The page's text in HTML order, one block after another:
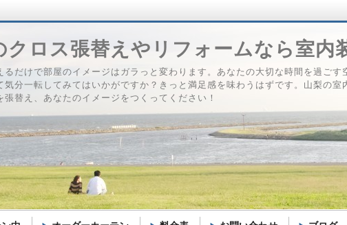
クロス張替えやリフォームなら室内
るだけで部屋のイメージはガラっと変わります。あなたの大切な時間を過ごす
気分一転してみてはいかがですか？きっと満足感を味わうはずです。山梨の室
張替え、あなたのイメージをつくってください！